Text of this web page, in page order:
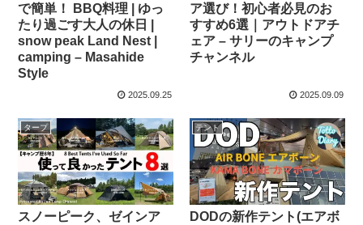
で簡単！ BBQ料理 | ゆっ
たり過ごす大人の休日 |
snow peak Land Nest |
camping – Masahide
Style
2025.09.25
ア選び！初心者必見のお
すすめ6選｜アウトドアチ
ェア – サリーのキャンプ
チャンネル
2025.09.09
タープ
スノーピーク、ゼインア
テント
DODの新作テント(エアボ